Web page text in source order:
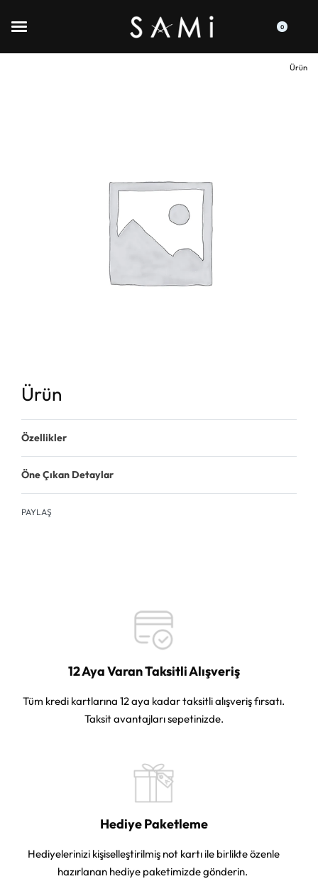
0
Ürün
Ürün
Özellikler
Öne Çıkan Detaylar
PAYLAŞ
12 Aya Varan Taksitli Alışveriş
Tüm kredi kartlarına 12 aya kadar taksitli alışveriş fırsatı.
Taksit avantajları sepetinizde.
Hediye Paketleme
Hediyelerinizi kişiselleştirilmiş not kartı ile birlikte özenle
hazırlanan hediye paketimizde gönderin.